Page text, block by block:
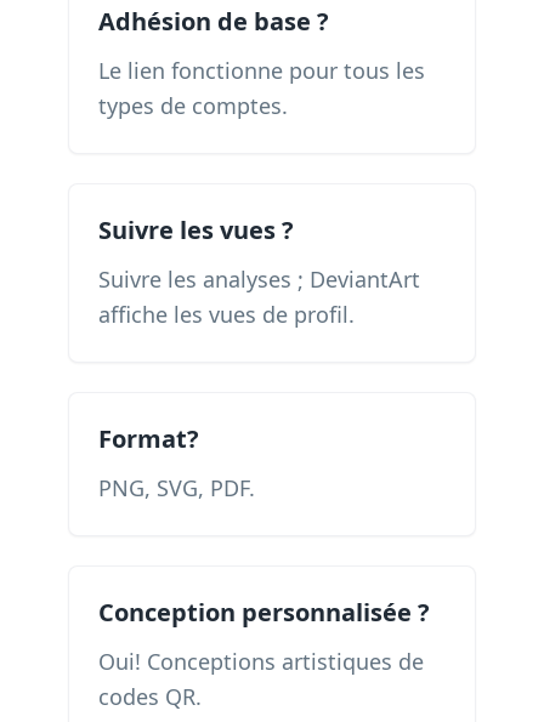
Adhésion de base ?
Le lien fonctionne pour tous les
types de comptes.
Suivre les vues ?
Suivre les analyses ; DeviantArt
affiche les vues de profil.
Format?
PNG, SVG, PDF.
Conception personnalisée ?
Oui! Conceptions artistiques de
codes QR.